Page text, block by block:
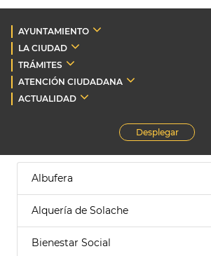
AYUNTAMIENTO
LA CIUDAD
TRÁMITES
ATENCIÓN CIUDADANA
ACTUALIDAD
Desplegar
Albufera
Alquería de Solache
Bienestar Social